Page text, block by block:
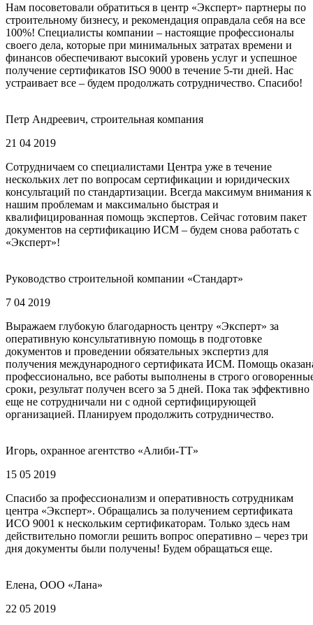
Нам посоветовали обратиться в центр «Эксперт» партнеры по
строительному бизнесу, и рекомендация оправдала себя на все
100%! Специалисты компании – настоящие профессионалы
своего дела, которые при минимальных затратах времени и
финансов обеспечивают высокий уровень услуг и успешное
получение сертификатов ISO 9000 в течение 5-ти дней. Нас
устраивает все – будем продолжать сотрудничество. Спасибо!
Петр Андреевич, строительная компания
21 04 2019
Сотрудничаем со специалистами Центра уже в течение
нескольких лет по вопросам сертификации и юридических
консультаций по стандартизации. Всегда максимум внимания к
нашим проблемам и максимально быстрая и
квалифицированная помощь экспертов. Сейчас готовим пакет
документов на сертификацию ИСМ – будем снова работать с
«Эксперт»!
Руководство строительной компании «Стандарт»
7 04 2019
Выражаем глубокую благодарность центру «Эксперт» за
оперативную консультативную помощь в подготовке
документов и проведении обязательных экспертиз для
получения международного сертификата ИСМ. Помощь
профессионально, все работы выполнены в строго
сроки, результат получен всего за 5 дней. Пока так эффективно
еще не сотрудничали ни с одной сертифицирующей
организацией. Планируем продолжить сотрудничество.
Игорь, охранное агентство «Алиби-ТТ»
15 05 2019
Спасибо за профессионализм и оперативность сотрудникам
центра «Эксперт». Обращались за получением сертификата
ИСО 9001 к нескольким сертификаторам. Только здесь нам
действительно помогли решить вопрос оперативно – через три
дня документы были получены! Будем обращаться еще.
Елена, ООО «Лана»
22 05 2019